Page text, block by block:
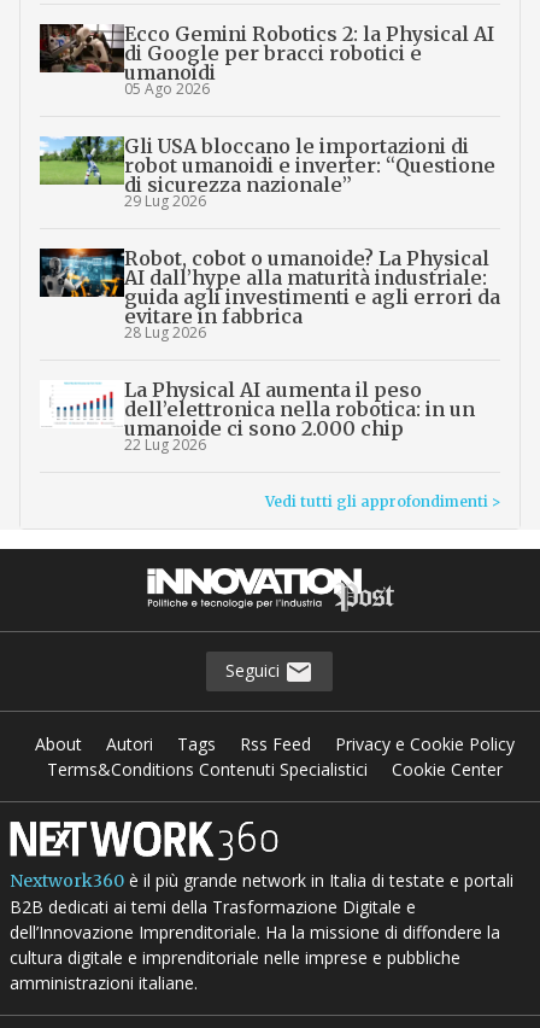
Ecco Gemini Robotics 2: la Physical AI
di Google per bracci robotici e
umanoidi
05 Ago 2026
Gli USA bloccano le importazioni di
robot umanoidi e inverter: “Questione
di sicurezza nazionale”
29 Lug 2026
Robot, cobot o umanoide? La Physical
AI dall’hype alla maturità industriale:
guida agli investimenti e agli errori da
evitare in fabbrica
28 Lug 2026
La Physical AI aumenta il peso
dell’elettronica nella robotica: in un
umanoide ci sono 2.000 chip
22 Lug 2026
Vedi tutti gli approfondimenti >
Seguici
About Autori Tags Rss Feed
Privacy e Cookie Policy
Terms&Conditions Contenuti Specialistici
Cookie Center
Nextwork360è il più grande network in Italia di testate e portali
B2B dedicati ai temi della Trasformazione Digitale e
dell’Innovazione Imprenditoriale. Ha la missione di diffondere la
cultura digitale e imprenditoriale nelle imprese e pubbliche
amministrazioni italiane.